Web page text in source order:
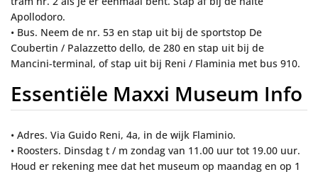
Apollodoro.
• Bus. Neem de nr. 53 en stap uit bij de sportstop De
Coubertin / Palazzetto dello, de 280 en stap uit bij de
Mancini-terminal, of stap uit bij Reni / Flaminia met bus 910.
Essentiële Maxxi Museum Info
• Adres. Via Guido Reni, 4a, in de wijk Flaminio.
• Roosters. Dinsdag t / m zondag van 11.00 uur tot 19.00 uur.
Houd er rekening mee dat het museum op maandag en op 1